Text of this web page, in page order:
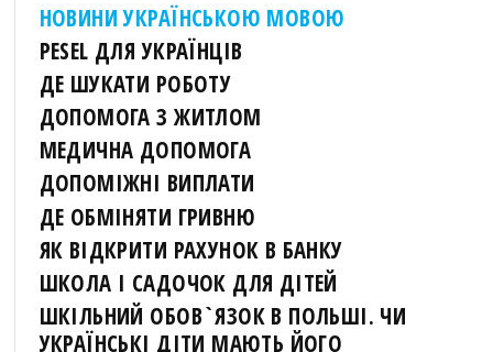
НОВИНИ УКРАЇНСЬКОЮ МОВОЮ
PESEL ДЛЯ УКРАЇНЦІВ
ДЕ ШУКАТИ РОБОТУ
ДОПОМОГА З ЖИТЛОМ
МЕДИЧНА ДОПОМОГА
ДОПОМІЖНІ ВИПЛАТИ
ДЕ ОБМІНЯТИ ГРИВНЮ
ЯК ВІДКРИТИ РАХУНОК В БАНКУ
ШКОЛА І САДОЧОК ДЛЯ ДІТЕЙ
ШКІЛЬНИЙ ОБОВ`ЯЗОК В ПОЛЬШІ. ЧИ
УКРАЇНСЬКІ ДІТИ МАЮТЬ ЙОГО